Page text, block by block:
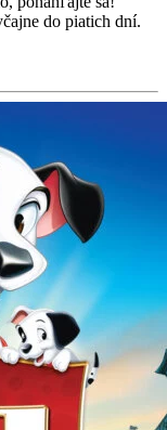
do piatich dní.